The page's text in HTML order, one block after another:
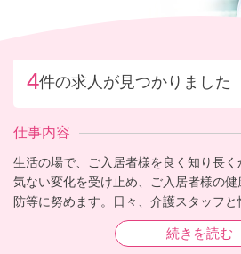
4件の求人が見つかりました
仕事内容
生活の場で、ご入居者様を良く知り長
気ない変化を受け止め、ご入居者様の
防等に努めます。日々、介護スタッフと
ご入居者様の生活スタイルや心身の状態
も重要となります。ご家族様ともしっか
続きを読む